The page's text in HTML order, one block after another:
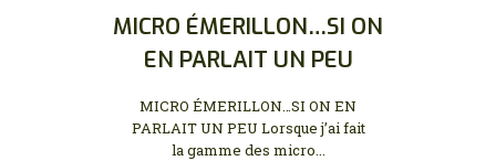
MICRO ÉMERILLON…SI ON
EN PARLAIT UN PEU
MICRO ÉMERILLON…SI ON EN
PARLAIT UN PEU Lorsque j’ai fait
la gamme des micro...